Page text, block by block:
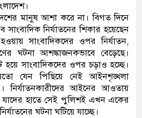
মানুষ আশা করে না। বিগত দিনে
নির্যাতনের শিকার হয়েছেন
সাংবাদিকদের ওপর নির্যাতন,
ঘটনা আশঙ্কাজনকভাবে বেড়েছে।
সাংবাদিকদের ওপর চড়াও হচ্ছে।
যেন পিছিয়ে নেই আইনশৃঙ্খলা
নির্যাতনকারীদের আইনের আওতায়
যাদের হাতে সেই পুলিশই এখন একের
ঘটনা ঘটিয়ে যাচ্ছে।